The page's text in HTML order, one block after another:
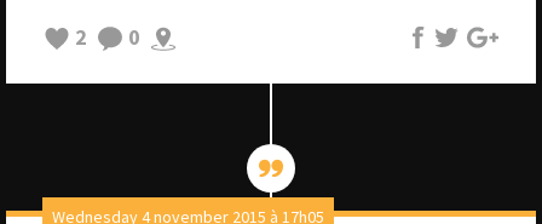
2
0
Wednesday 4 november 2015 à 17h05